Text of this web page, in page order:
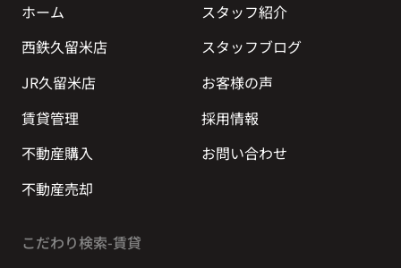
ホーム
スタッフ紹介
西鉄久留米店
スタッフブログ
JR久留米店
お客様の声
賃貸管理
採用情報
不動産購入
お問い合わせ
不動産売却
こだわり検索-賃貸